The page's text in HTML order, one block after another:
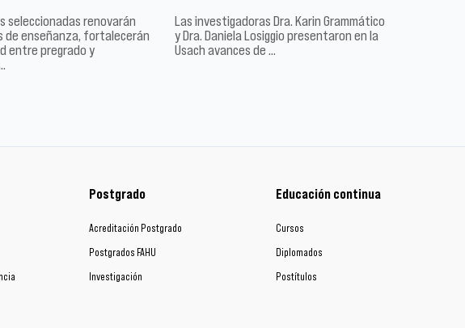
seleccionadas renovarán
de enseñanza, fortalecerán
entre pregrado y
Las investigadoras Dra. Karin Grammático
y Dra. Daniela Losiggio presentaron en la
Usach avances de …
Postgrado
Acreditación Postgrado
Postgrados FAHU
Investigación
Educación continua
Cursos
Diplomados
Postítulos